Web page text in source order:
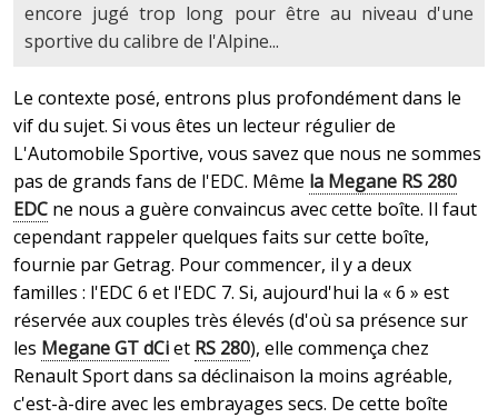
encore jugé trop long pour être au niveau d'une
sportive du calibre de l'Alpine...
Le contexte posé, entrons plus profondément dans le
vif du sujet. Si vous êtes un lecteur régulier de
L'Automobile Sportive, vous savez que nous ne sommes
pas de grands fans de l'EDC. Même la Megane RS 280
EDC ne nous a guère convaincus avec cette boîte. Il faut
cependant rappeler quelques faits sur cette boîte,
fournie par Getrag. Pour commencer, il y a deux
familles : l'EDC 6 et l'EDC 7. Si, aujourd'hui la « 6 » est
réservée aux couples très élevés (d'où sa présence sur
les Megane GT dCiet RS 280), elle commença chez
Renault Sport dans sa déclinaison la moins agréable,
c'est-à-dire avec les embrayages secs. De cette boîte